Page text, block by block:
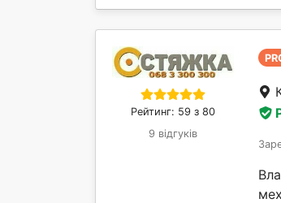
Рейтинг: 59 з 80
9 відгуків